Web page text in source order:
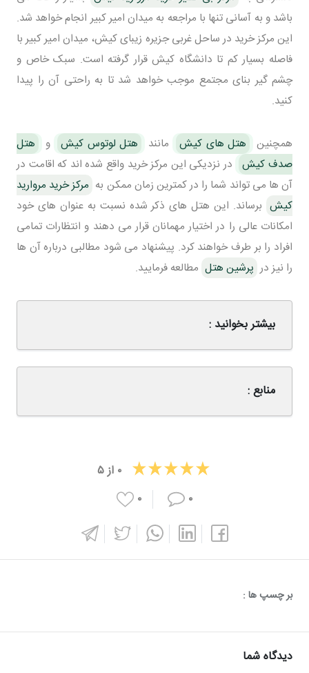
باشد و به آسانی تنها با مراجعه به میدان امیر کبیر انجام خواهد شد.
این مرکز خرید در ساحل غربی جزیره زیبای کیش، میدان امیر کبیر با
فاصله بسیار کم تا دانشگاه کیش قرار گرفته است. سبک خاص و
چشم گیر بنای مجتمع موجب خواهد شد تا به راحتی آن را پیدا
کنید.
همچنین هتل های کیش مانند هتل لوتوس کیش و
هتل
صدف کیش در نزدیکی این مرکز خرید واقع شده اند که اقامت در
آن ها می تواند شما را در کمترین زمان ممکن به مرکز خرید مروارید
کیش برساند. این هتل های ذکر شده نسبت به عنوان های خود
امکانات عالی را در اختیار مهمانان قرار می دهند و انتظارات تمامی
افراد را بر طرف خواهند کرد. پیشنهاد می شود مطالبی درباره آن ها
را نیز در پرشین هتل مطالعه فرمایید.
بیشتر بخوانید :
منابع :
۰ از۵
۰
۰
بر چسپ ها :
دیدگاه شما